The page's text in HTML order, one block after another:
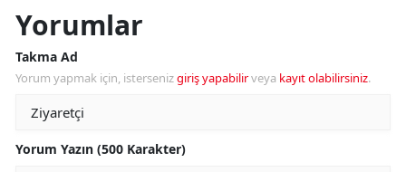
Yorumlar
Takma Ad
Yorum yapmak için, istersenizgiriş yapabilirveya kayıt olabilirsiniz.
Yorum Yazın (500 Karakter)